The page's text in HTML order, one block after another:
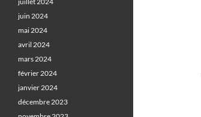
juin 2024
mai 2024
avril 2024
mars 2024
février 2024
janvier 2024
décembre 2023